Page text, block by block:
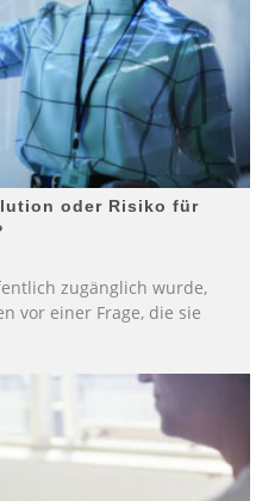
oder Risiko für
zugänglich wurde,
vor einer Frage, die sie